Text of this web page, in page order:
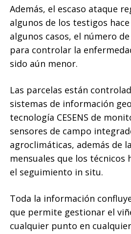
Además, el escaso ataque
algunos de los testigos
algunos casos, el número
para controlar la
sido aún menor.
Las parcelas están
sistemas de información
tecnología CESENS de
sensores de campo
agroclimáticas, además de
mensuales que los técnicos
el seguimiento in situ.
Toda la información
que permite gestionar el
cualquier punto en